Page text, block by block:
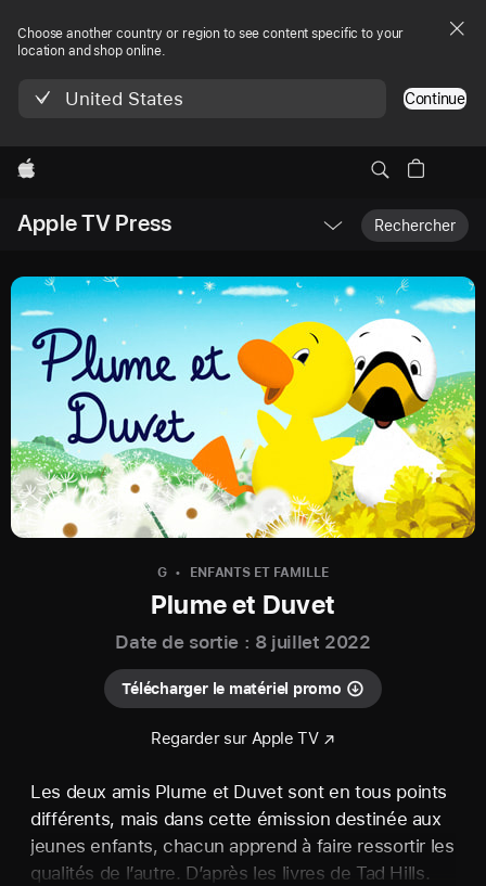
Choose another country or region to see content specific to your
location and shop online.
United States Continue
Apple
Apple TV Press
menu
navigation
Rechercher
G ENFANTS ET FAMILLE
Plume et Duvet
Date de sortie : 8 juillet 2022
Télécharger le matériel promo
Regarder sur Apple TV
Les deux amis Plume et Duvet sont en tous points
différents, mais dans cette émission destinée aux
jeunes enfants, chacun apprend à faire ressortir les
qualités de l’autre. D’après les livres de Tad Hills.